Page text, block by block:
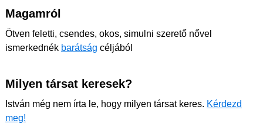
Magamról
Ötven feletti, csendes, okos, simulni szerető nővel
ismerkednék barátság céljából
Milyen társat keresek?
István még nem írta le, hogy milyen társat keres. Kérdezd
meg!